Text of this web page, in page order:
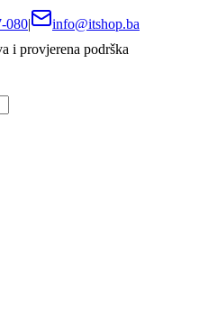
080|
info@itshop.ba
i provjerena podrška